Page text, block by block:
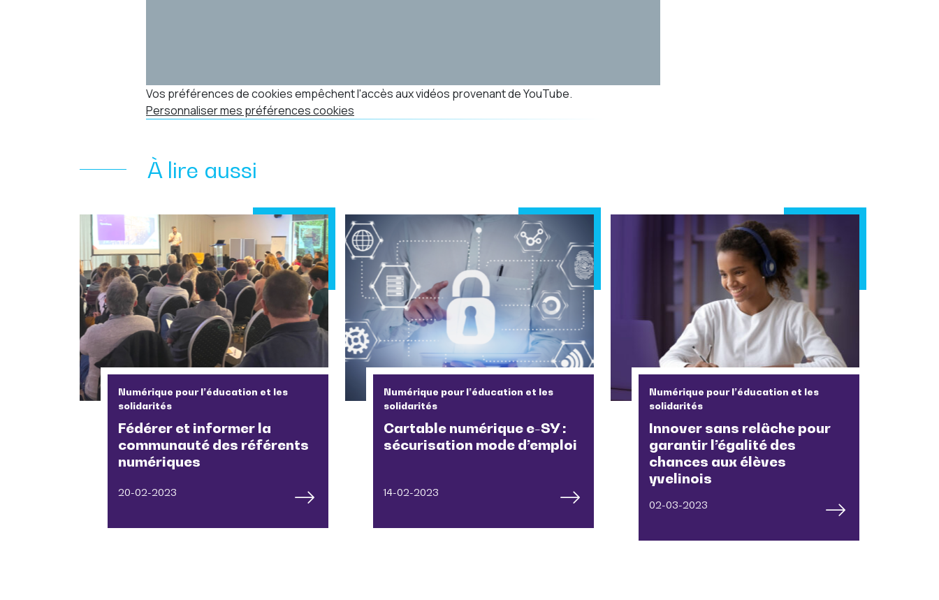
Vos préférences de cookies empêchent l'accès aux vidéos provenant de YouTube.
Personnaliser mes préférences cookies
À lire aussi
Numérique pour l’éducation et les
solidarités
Fédérer et informer la
communauté des référents
numériques
20-02-2023
Numérique pour l’éducation et les
solidarités
Cartable numérique e-SY :
sécurisation mode d’emploi
14-02-2023
Numérique pour l’éducation et les
solidarités
Innover sans relâche pour
garantir l’égalité des
chances aux élèves
yvelinois
02-03-2023